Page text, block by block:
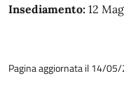
Insediamento: 12
Pagina aggiornata il 14/